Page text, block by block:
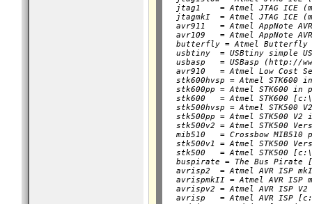
jtag1    = Atmel JTAG ICE
jtagmkI  = Atmel JTAG ICE
avr911   = Atmel AppNote
avr109   = Atmel AppNote
butterfly = Atmel
usbtiny  = USBtiny simple
usbasp   = USBasp (http://
avr910   = Atmel Low Cost
stk600hvsp = Atmel STK600
stk600pp = Atmel STK600 in
stk600   = Atmel STK600
stk500hvsp = Atmel STK500
stk500pp = Atmel STK500 V2
stk500v2 = Atmel STK500
mib510   = Crossbow MIB510
stk500v1 = Atmel STK500
stk500   = Atmel STK500
buspirate = The Bus Pirate
avrisp2  = Atmel AVR ISP
avrispmkII = Atmel AVR ISP
avrispv2 = Atmel AVR ISP
avrisp   = Atmel AVR ISP